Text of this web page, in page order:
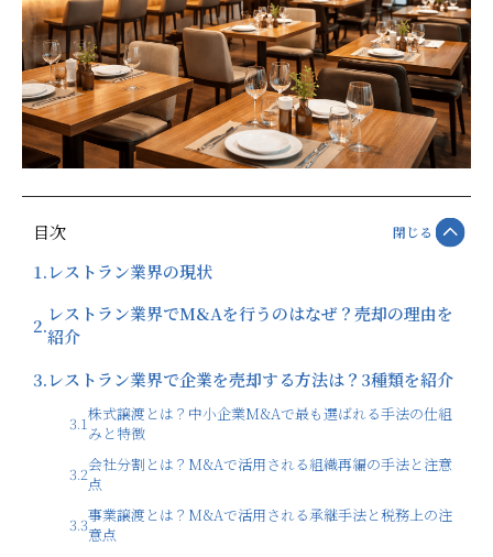
目次 閉じる
1.レストラン業界の現状
2.レストラン業界でM&Aを行うのはなぜ？売却の理由を
紹介
3.レストラン業界で企業を売却する方法は？3種類を紹介
3.1株式譲渡とは？中小企業M&Aで最も選ばれる手法の仕組
みと特徴
3.2会社分割とは？M&Aで活用される組織再編の手法と注意
点
3.3事業譲渡とは？M&Aで活用される承継手法と税務上の注
意点